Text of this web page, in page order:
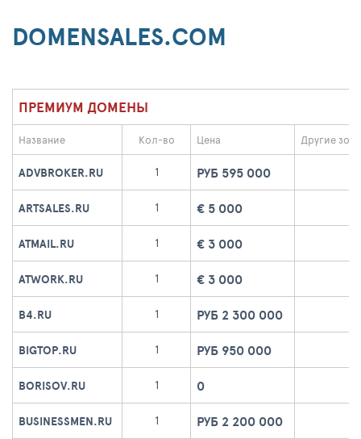
DOMENSALES.COM
ПРЕМИУМ ДОМЕНЫ
Название Кол-во Цена Другие
ADVBROKER.RU 1 РУБ 595 000
ARTSALES.RU 1 € 5 000
ATMAIL.RU 1 € 3 000
ATWORK.RU 1 € 3 000
B4.RU 1 РУБ 2 300 000
BIGTOP.RU 1 РУБ 950 000
BORISOV.RU 1 0
BUSINESSMEN.RU 1 РУБ 2 200 000